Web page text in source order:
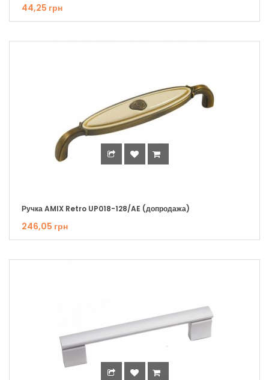
44,25 грн
Ручка AMIX Retro UP018-128/AE (допродажа)
246,05 грн